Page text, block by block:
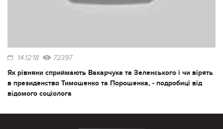
14.12.18 72397
Як рівняни сприймають Вакарчука та Зеленського і чи вірять
в президенство Тимошенко та Порошенка, - подробиці від
відомого соціолога